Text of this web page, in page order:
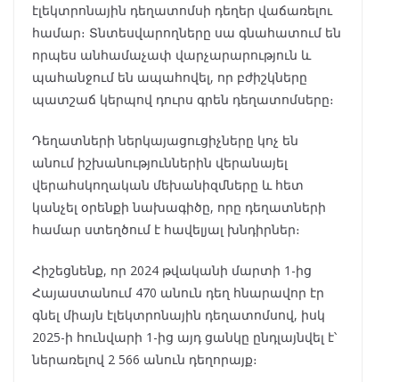
էլեկտրոնային դեղատոմսի դեղեր վաճառելու
համար։ Տնտեսվարողները սա գնահատում են
որպես անհամաչափ վարչարարություն և
պահանջում են ապահովել, որ բժիշկները
պատշաճ կերպով դուրս գրեն դեղատոմսերը։
Դեղատների ներկայացուցիչները կոչ են
անում իշխանություններին վերանայել
վերահսկողական մեխանիզմները և հետ
կանչել օրենքի նախագիծը, որը դեղատների
համար ստեղծում է հավելյալ խնդիրներ։
Հիշեցնենք, որ 2024 թվականի մարտի 1-ից
Հայաստանում 470 անուն դեղ հնարավոր էր
գնել միայն էլեկտրոնային դեղատոմսով, իսկ
2025-ի հունվարի 1-ից այդ ցանկը ընդլայնվել է՝
ներառելով 2 566 անուն դեղորայք։